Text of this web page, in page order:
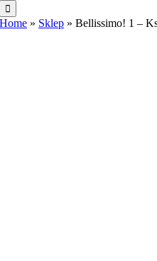
Home » Sklep »Bellissimo! 1 –